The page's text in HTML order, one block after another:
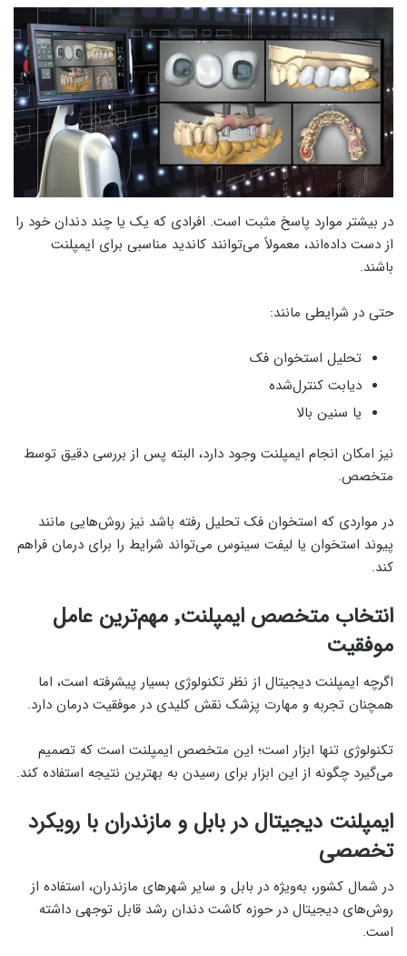
در بیشتر موارد پاسخ مثبت است. افرادی که یک یا چند دندان خود را
از دست داده‌اند، معمولاً می‌توانند کاندید مناسبی برای ایمپلنت
باشند.
حتی در شرایطی مانند:
تحلیل استخوان فک
دیابت کنترل‌شده
یا سنین بالا
نیز امکان انجام ایمپلنت وجود دارد، البته پس از بررسی دقیق توسط
متخصص.
در مواردی که استخوان فک تحلیل رفته باشد نیز روش‌هایی مانند
پیوند استخوان یا لیفت سینوس می‌تواند شرایط را برای درمان فراهم
کند.
انتخاب متخصص ایمپلنت٬ مهم‌ترین عامل
موفقیت
اگرچه ایمپلنت دیجیتال از نظر تکنولوژی بسیار پیشرفته است، اما
همچنان تجربه و مهارت پزشک نقش کلیدی در موفقیت درمان دارد.
تکنولوژی تنها ابزار است؛ این متخصص ایمپلنت است که تصمیم
می‌گیرد چگونه از این ابزار برای رسیدن به بهترین نتیجه استفاده کند.
ایمپلنت دیجیتال در بابل و مازندران با رویکرد
تخصصی
در شمال کشور، به‌ویژه در بابل و سایر شهرهای مازندران، استفاده از
روش‌های دیجیتال در حوزه کاشت دندان رشد قابل توجهی داشته
است.